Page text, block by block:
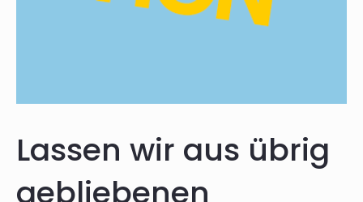
Lassen wir aus übrig
gebliebenen